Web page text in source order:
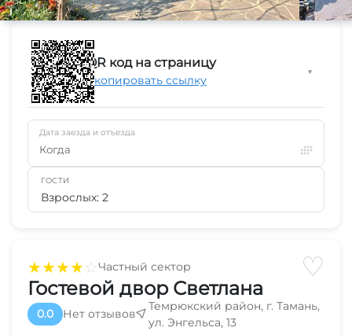
★★★★☆Частный сектор ♡
Гостевой двор Светлана
0.0 Нет отзывов
Темрюкский район, г. Тамань,
ул. Энгельса, 13
QR код на страницу
Скопировать ссылку
▼
Дата заезда и отъезда
Когда
ГОСТИ
Взрослых: 2